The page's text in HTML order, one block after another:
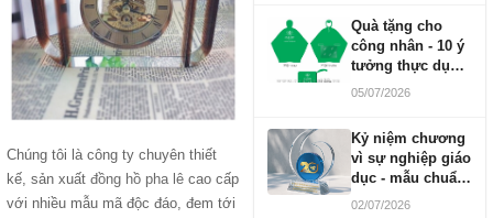
Chúng tôi là công ty chuyên thiết
kế, sản xuất đồng hồ pha lê cao cấp
với nhiều mẫu mã độc đáo, đem tới
Quà tặng cho
công nhân - 10 ý
tưởng thực dụng
ngân sách 100-
05/07/2026
Kỷ niệm chương
vì sự nghiệp giáo
dục - mẫu chuẩn
2026
02/07/2026